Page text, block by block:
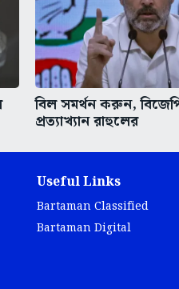
বিল সমর্থন করুন,
প্রত্যাখ্যান রাহুলের
Useful Links
Bartaman Classified
Bartaman Digital